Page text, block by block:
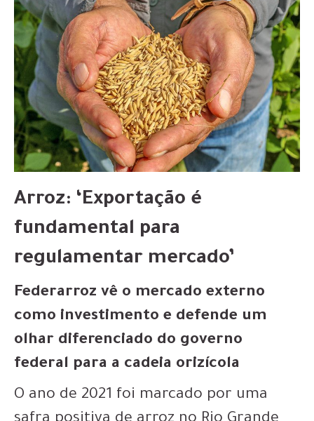
Arroz: ‘Exportação é
fundamental para
regulamentar mercado’
Federarroz vê o mercado externo
como investimento e defende um
olhar diferenciado do governo
federal para a cadeia orizícola
O ano de 2021 foi marcado por uma